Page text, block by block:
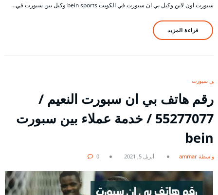
سبورت اون لاين وكيل بي ان سبورت في الكويت bein sports وكيل بين سبورت في…
قراءة المزيد
بين سبورت
رقم هاتف بي ان سبورت النعيم /
55277077 / خدمة عملاء بين سبورت
bein
بواسطة ammar أبريل 5, 2021 0